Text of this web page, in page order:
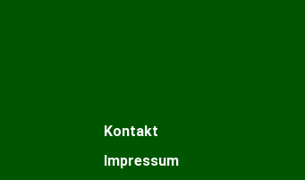
Kontakt
Impressum